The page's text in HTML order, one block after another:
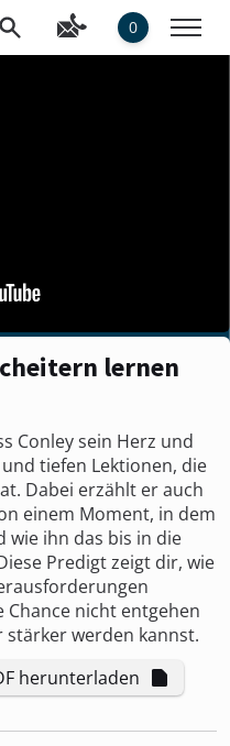
0
lernen
Conley sein Herz und
tiefen Lektionen, die
Dabei erzählt er auch
einem Moment, in dem
wie ihn das bis in die
Predigt zeigt dir, wie
Chance nicht entgehen
stärker werden kannst.
herunterladen